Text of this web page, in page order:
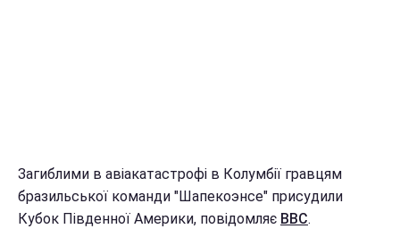
Загиблими в авіакатастрофі в Колумбії гравцям
бразильської команди "Шапекоэнсе" присудили
Кубок Південної Америки, повідомляє BBC.